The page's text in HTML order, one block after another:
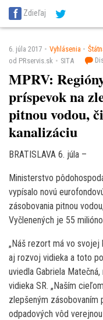
SITA Energetika
SITA Potravinárstvo
Zdieľaj
6. júla 2017 Vyhlásenia
od PRservis.sk
SITA
MPRV:
príspevok na
pitnou vodou,
kanalizáciu
BRATISLAVA 6. júla –
Ministerstvo
vypísalo novú
zásobovania pitnou
Vyčlenených je 55
„Náš rezort má vo
aj rozvoj vidieka a toto
uviedla Gabriela
vidieka SR. „Naším
zlepšeným zásobovaním
odpadových vôd